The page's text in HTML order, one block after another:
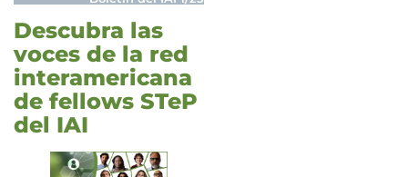
Descubra las
voces de la red
interamericana
de fellows STeP
del IAI